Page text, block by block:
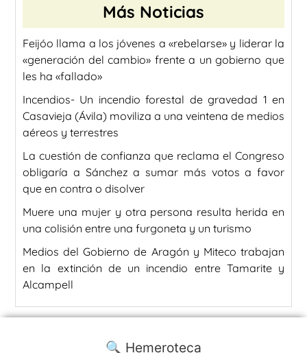
Más Noticias
Feijóo llama a los jóvenes a «rebelarse» y liderar la
«generación del cambio» frente a un gobierno que
les ha «fallado»
Incendios- Un incendio forestal de gravedad 1 en
Casavieja (Ávila) moviliza a una veintena de medios
aéreos y terrestres
La cuestión de confianza que reclama el Congreso
obligaría a Sánchez a sumar más votos a favor
que en contra o disolver
Muere una mujer y otra persona resulta herida en
una colisión entre una furgoneta y un turismo
Medios del Gobierno de Aragón y Miteco trabajan
en la extinción de un incendio entre Tamarite y
Alcampell
🔍 Hemeroteca